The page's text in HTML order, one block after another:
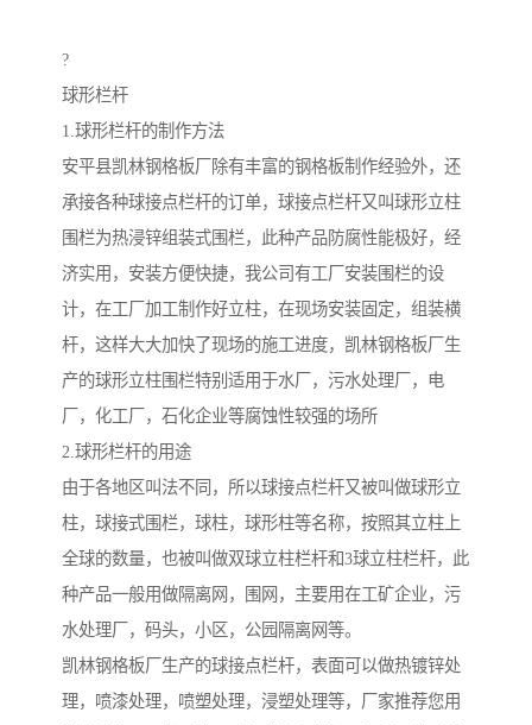
?
球形栏杆
1.球形栏杆的制作方法
安平县凯林钢格板厂除有丰富的钢格板制作经验外，还
承接各种球接点栏杆的订单，球接点栏杆又叫球形立柱
围栏为热浸锌组装式围栏，此种产品防腐性能极好，经
济实用，安装方便快捷，我公司有工厂安装围栏的设
计，在工厂加工制作好立柱，在现场安装固定，组装横
杆，这样大大加快了现场的施工进度，凯林钢格板厂生
产的球形立柱围栏特别适用于水厂，污水处理厂，电
厂，化工厂，石化企业等腐蚀性较强的场所
2.球形栏杆的用途
由于各地区叫法不同，所以球接点栏杆又被叫做球形立
柱，球接式围栏，球柱，球形柱等名称，按照其立柱上
全球的数量，也被叫做双球立柱栏杆和3球立柱栏杆，此
种产品一般用做隔离网，围网，主要用在工矿企业，污
水处理厂，码头，小区，公园隔离网等。
凯林钢格板厂生产的球接点栏杆，表面可以做热镀锌处
理，喷漆处理，喷塑处理，浸塑处理等，厂家推荐您用